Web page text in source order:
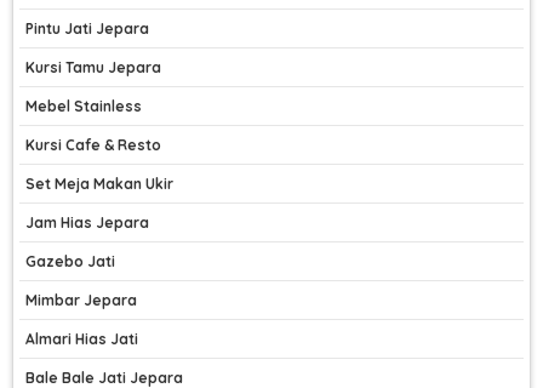
Pintu Jati Jepara
Kursi Tamu Jepara
Mebel Stainless
Kursi Cafe & Resto
Set Meja Makan Ukir
Jam Hias Jepara
Gazebo Jati
Mimbar Jepara
Almari Hias Jati
Bale Bale Jati Jepara